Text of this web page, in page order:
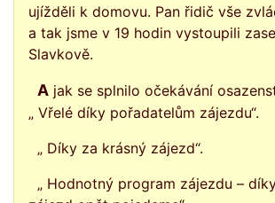
ujížděli k domovu. Pan řidič vše
a tak jsme v 19 hodin vystoupili
Slavkově.
A jak se splnilo očekávání osazenstva autobusu?
„ Vřelé díky pořadatelům zájezdu“.
„ Díky za krásný zájezd“.
„ Hodnotný program zájezdu –